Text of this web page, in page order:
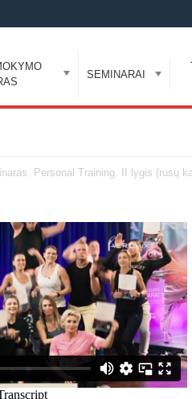
SEMINARAI
Personal Training. II lygis (rusų